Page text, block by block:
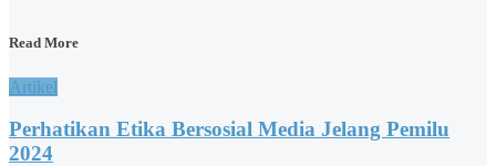
Read More
Artikel
Perhatikan Etika Bersosial Media Jelang Pemilu
2024